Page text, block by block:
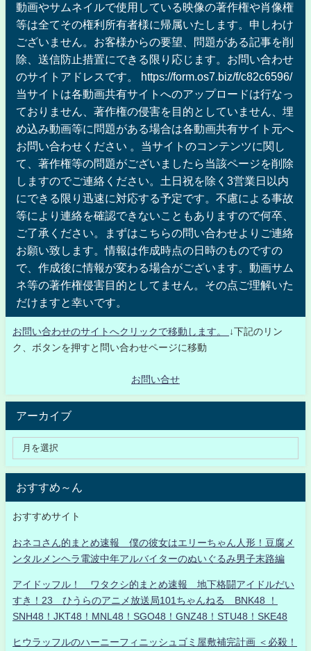
動画やサムネイルで使用している映像の著作権や肖像権
等は全てその権利所有者様に帰属いたします。申しわけ
ございません。お客様からの要望、問題がある記事を削
除、送信防止措置にできる限り応じます。お問い合わせ
のサイトアドレスです。 https://form.os7.biz/f/c82c6596/
当サイトは各動画共有サイトへのアップロードは行なっ
ておりません、著作権の侵害を目的としていません、埋
め込み動画等に問題がある場合は各動画共有サイト元へ
お問い合わせください 。当サイトのコンテンツに関し
て、著作権等の問題がございましたら当該ページを削除
しますのでご連絡ください。土日祝を除く3営業日以内
にできる限り迅速に対応する予定です。不慮による事故
等により連絡を確認できないこともありますので何卒、
ご了承ください。まずはこちらの問い合わせよりご連絡
お願い致します。情報は作成時点の日時のものですの
で、作成後に情報が変わる場合がございます。動画サム
ネ等の著作権侵害目的としてません。その点ご理解いた
だけますと幸いです。
お問い合わせのサイトへクリックで移動します。
↓下記のリン
ク、ボタンを押すと問い合わせページに移動
お問い合せ
アーカイブ
おすすめ～ん
おすすめサイト
おネコさん的まとめ速報 僕の彼女はエリーちゃん人形！豆腐メ
ンタルメンヘラ電波中年アルバイターのぬいぐるみ男子末路編
アイドッフル！ ワタクシ的まとめ速報 地下格闘アイドルだい
すき！23 ひうらのアニメ放送局101ちゃんねる BNK48 ！
SNH48！JKT48！MNL48！SGO48！GNZ48！STU48！SKE48
ヒウラッフルのハーニーフィニッシュゴミ屋敷補完計画 ＜必殺！